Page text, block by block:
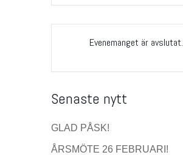
Evenemanget är avslutat.
Senaste nytt
GLAD PÅSK!
ÅRSMÖTE 26 FEBRUARI!